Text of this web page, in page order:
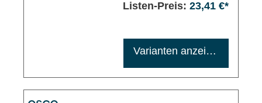
Listen-Preis: 23,41 €*
Maximale Bestellmenge: 1200
Varianten anzeigen